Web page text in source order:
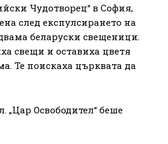
Чудотворец“ в София,
след експулсирането на
беларуски свещеници.
свещи и оставиха цветя
Те поискаха църквата да
„Цар Освободител“ беше